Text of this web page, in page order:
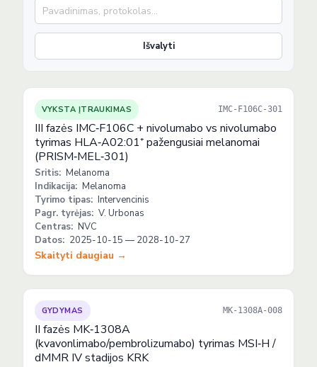
Išvalyti
VYKSTA ĮTRAUKIMAS IMC-F106C-301
III fazės IMC‑F106C + nivolumabo vs nivolumabo
tyrimas HLA‑A02:01⁺ pažengusiai melanomai
(PRISM‑MEL‑301)
Sritis: Melanoma
Indikacija: Melanoma
Tyrimo tipas: Intervencinis
Pagr. tyrėjas: V. Urbonas
Centras: NVC
Datos: 2025-10-15 — 2028-10-27
Skaityti daugiau →
GYDYMAS MK-1308A-008
II fazės MK‑1308A
(kvavonlimabo/pembrolizumabo) tyrimas MSI‑H /
dMMR IV stadijos KRK